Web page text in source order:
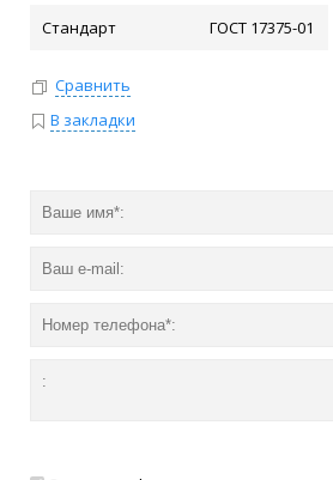
Стандарт ГОСТ 17375-01
Сравнить
В закладки